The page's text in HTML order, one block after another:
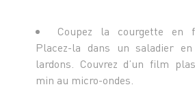
Coupez la courgette en
Placez-la dans un saladier
lardons. Couvrez d’un film
min au micro-ondes.